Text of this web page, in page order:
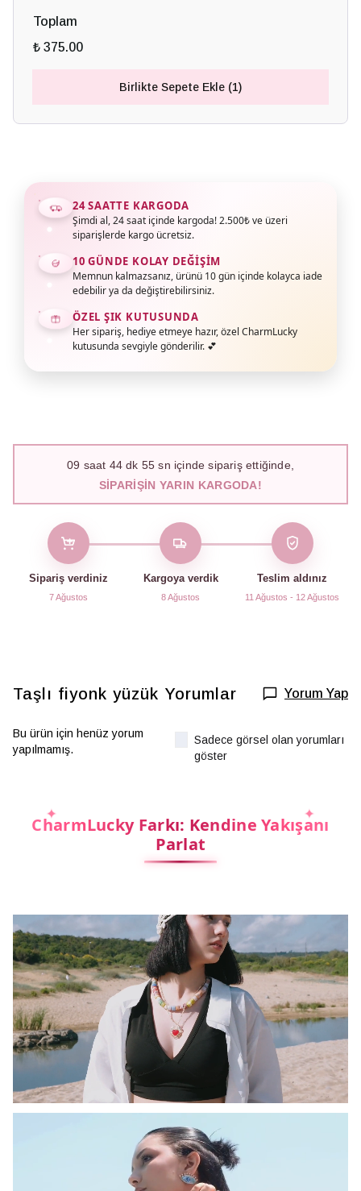
Toplam
₺ 375.00
Birlikte Sepete Ekle (1)
24 SAATTE KARGODA
Şimdi al, 24 saat içinde kargoda! 2.500₺ ve üzeri
siparişlerde kargo ücretsiz.
10 GÜNDE KOLAY DEĞIŞIM
Memnun kalmazsanız, ürünü 10 gün içinde kolayca iade
edebilir ya da değiştirebilirsiniz.
ÖZEL ŞIK KUTUSUNDA
Her sipariş, hediye etmeye hazır, özel CharmLucky
kutusunda sevgiyle gönderilir. 💕
09 saat 44dk 54 sn içinde sipariş ettiğinde,
SIPARIŞIN YARIN KARGODA!
Sipariş verdiniz
7 Ağustos
Kargoya verdik
8 Ağustos
Teslim aldınız
11 Ağustos - 12 Ağustos
Taşlı fiyonk yüzük Yorumlar Yorum Yap
Bu ürün için henüz yorum
yapılmamış.
Sadece görsel olan yorumları
göster
CharmLucky Farkı: Kendine Yakışanı
Parlat